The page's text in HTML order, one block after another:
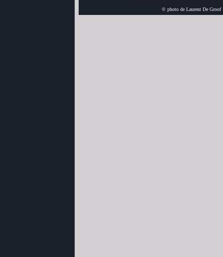
© photo de Laurent De Groof